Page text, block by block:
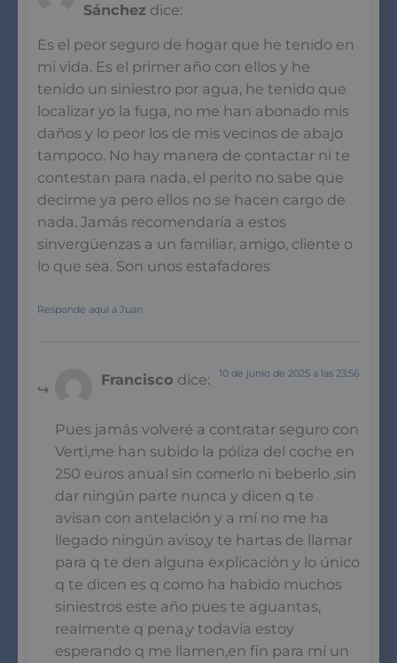
Sánchez dice:
Es el peor seguro de hogar que he tenido en
mi vida. Es el primer año con ellos y he
tenido un siniestro por agua, he tenido que
localizar yo la fuga, no me han abonado mis
daños y lo peor los de mis vecinos de abajo
tampoco. No hay manera de contactar ni te
contestan para nada, el perito no sabe que
decirme ya pero ellos no se hacen cargo de
nada. Jamás recomendaría a estos
sinvergüenzas a un familiar, amigo, cliente o
lo que sea. Son unos estafadores
Responde aquí a Juan
Francisco dice: 10 de junio de 2025 a las 23:56
Pues jamás volveré a contratar seguro con
Verti,me han subido la póliza del coche en
250 euros anual sin comerlo ni beberlo ,sin
dar ningún parte nunca y dicen q te
avisan con antelación y a mí no me ha
llegado ningún aviso,y te hartas de llamar
para q te den alguna explicación y lo único
q te dicen es q como ha habido muchos
siniestros este año pues te aguantas,
realmente q pena,y todavía estoy
esperando q me llamen,en fin para mí un